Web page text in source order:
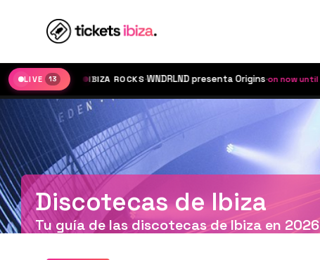
LIVE 13 IBIZA ROCKS ·WNDRLND presenta Origins·on now until 21:00
Discotecas de Ibiza
Tu guía de las discotecas de Ibiza en 2026